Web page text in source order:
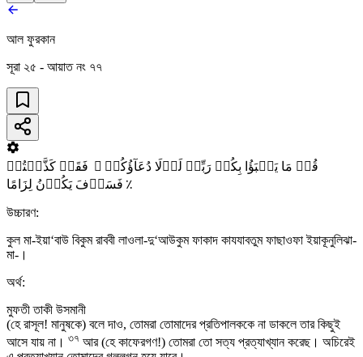
আল ফুরকান
সূরা ২৫ - আয়াত নং ৭৭
قُلۡ مَا یَعۡبَؤُا بِکُمۡ رَبِّیۡ لَوۡلَا دُعَآؤُکُمۡ ۚ فَقَدۡ کَذَّبۡتُمۡ
فَسَوۡفَ یَکُوۡنُ لِزَامًا ٪
উচ্চারণ:
কুল মা-ইয়া‘বাউ বিকুম রাববী লাওলা-দু‘আউকুম ফাকাদ কাযযাবতুম ফাছাওফা ইয়াকূনুলিঝা-
মা-।
অর্থ:
মুফতী তাকী উসমানী
(হে রাসূল! মানুষকে) বলে দাও, তোমরা তোমাদের প্রতিপালককে না ডাকলে তার কিছুই
আসে যায় না। ৩৭ আর (হে কাফেরগণ!) তোমরা তো সত্য প্রত্যাখ্যান করেছ। অচিরেই